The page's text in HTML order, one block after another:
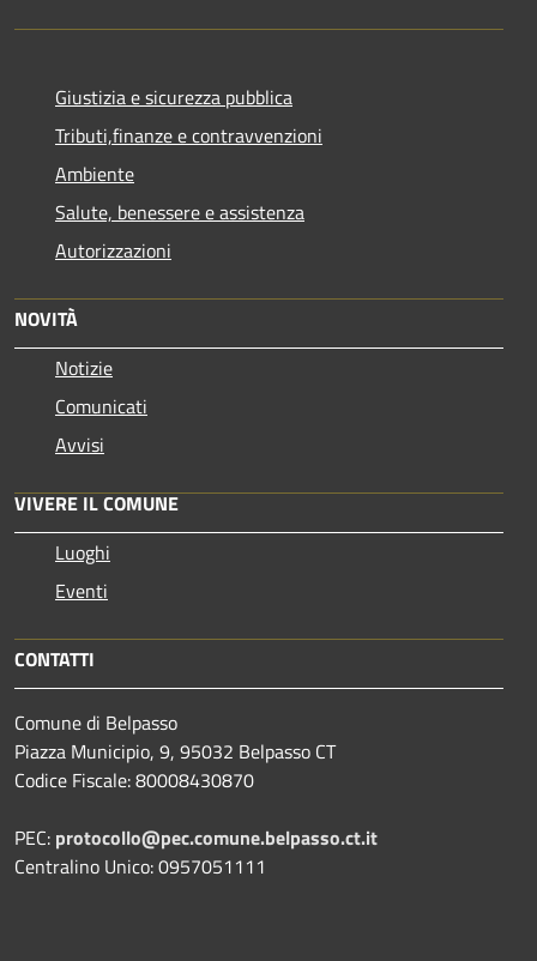
Giustizia e sicurezza pubblica
Tributi,finanze e contravvenzioni
Ambiente
Salute, benessere e assistenza
Autorizzazioni
NOVITÀ
Notizie
Comunicati
Avvisi
VIVERE IL COMUNE
Luoghi
Eventi
CONTATTI
Comune di Belpasso
Piazza Municipio, 9, 95032 Belpasso CT
Codice Fiscale: 80008430870
PEC: protocollo@pec.comune.belpasso.ct.it
Centralino Unico: 0957051111